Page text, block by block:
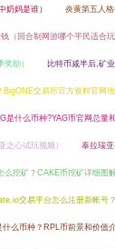
奶妈是谁） 炎黄第五人格
（回合制网游哪个平民适合玩
励） 比特币减半后,矿
BigONE交易所官方资料官网
是什么币种?YAG币官网总量
之心试玩视频） 泰拉瑞亚
么挖矿？CAKE币挖矿详细图
交易平台怎么注册新帐号
什么币种？RPL币前景和价值